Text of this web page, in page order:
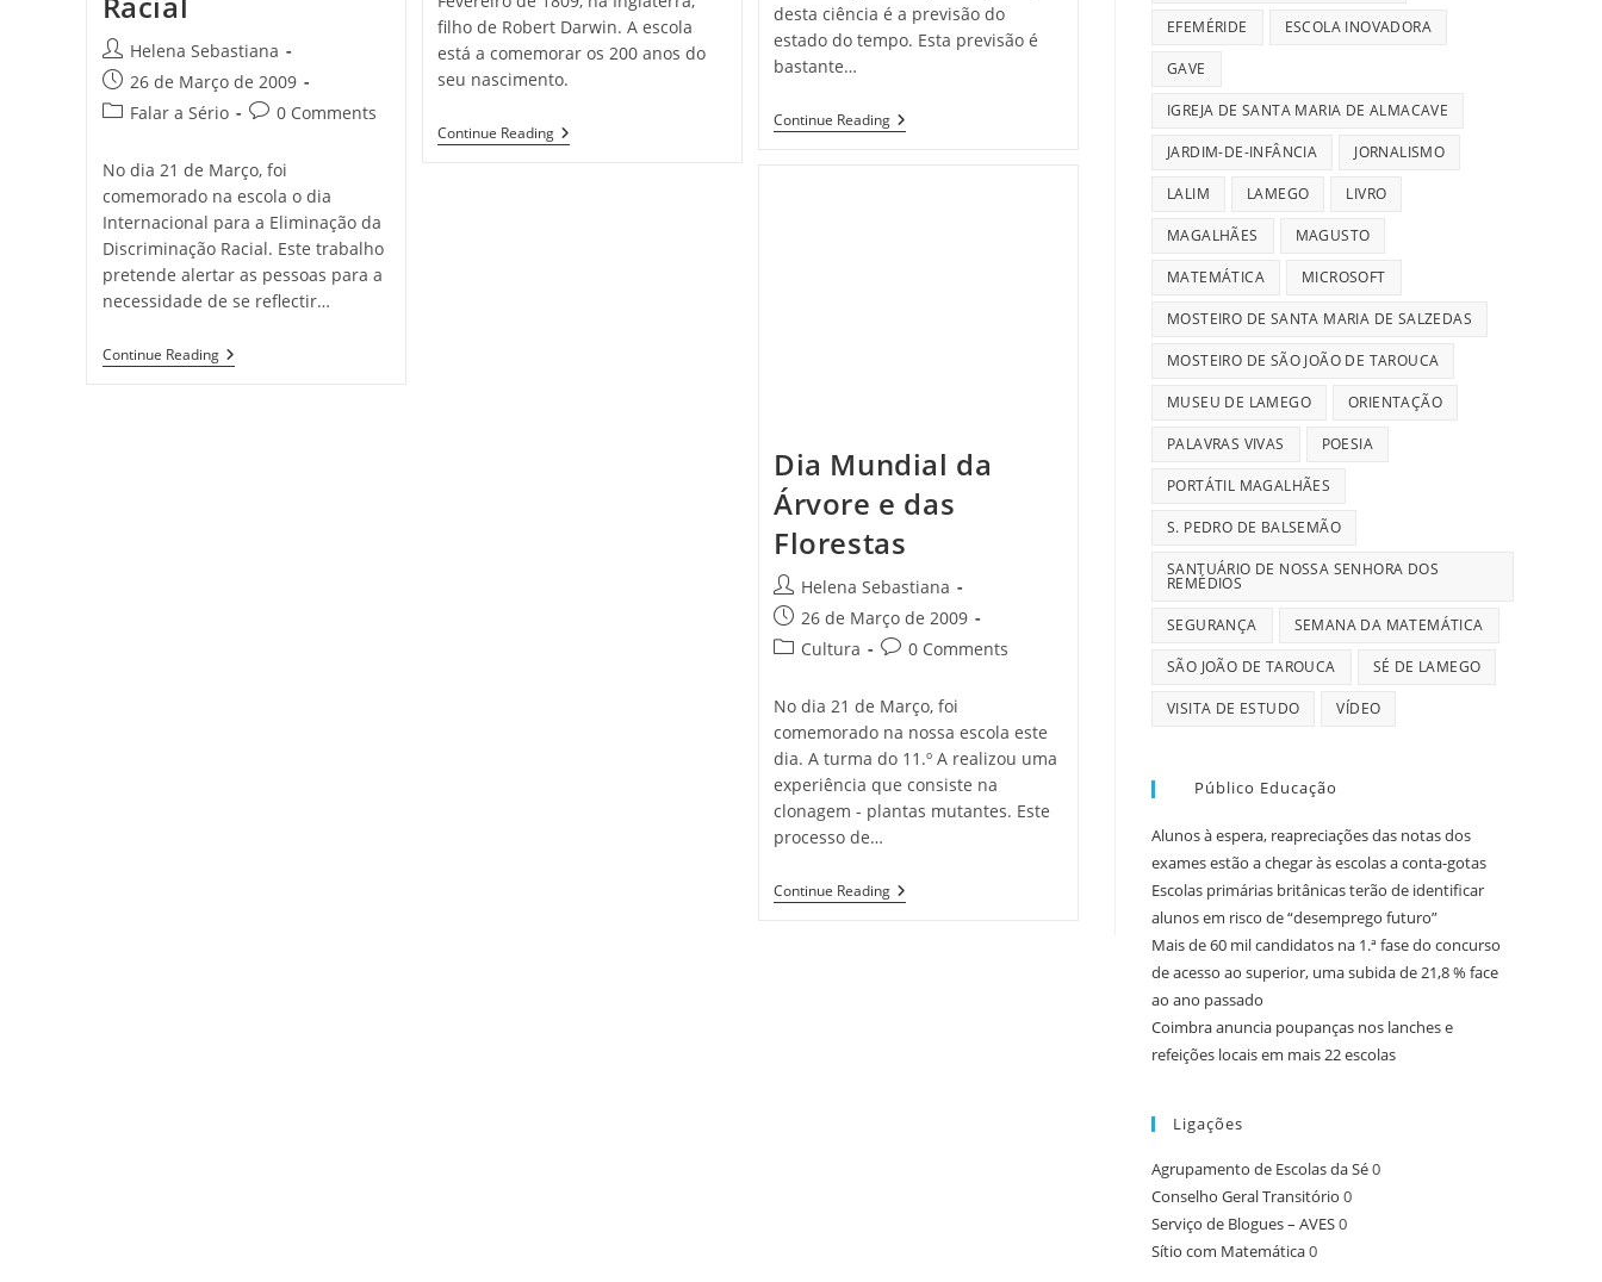
Post
author:
Helena Sebastiana
Post
published:
26 de Março de 2009
PostFalar a Sério
Post0 Comments
No dia 21 de Março, foi
comemorado na escola o dia
Internacional para a Eliminação da
Discriminação Racial. Este trabalho
pretende alertar as pessoas para a
necessidade de se reflectir…
Continue ReadingDia
Internacional
filho de Robert Darwin. A escola
está a comemorar os 200 anos do
seu nascimento.
Continue ReadingOs
200
desta ciência é a previsão do
estado do tempo. Esta previsão é
bastante…
Continue ReadingDia
Da
Dia Mundial da
Árvore e das
Florestas
Post
author:
Helena Sebastiana
Post
published:
26 de Março de 2009
PostCultura
Post0 Comments
No dia 21 de Março, foi
comemorado na nossa escola este
dia. A turma do 11.º A realizou uma
experiência que consiste na
clonagem - plantas mutantes. Este
processo de…
Continue ReadingDia
Mundial
EFEMÉRIDE ESCOLA INOVADORA
GAVE
IGREJA DE SANTA MARIA DE ALMACAVE
JARDIM-DE-INFÂNCIA JORNALISMO
LALIM LAMEGO LIVRO
MAGALHÃES MAGUSTO
MATEMÁTICA MICROSOFT
MOSTEIRO DE SANTA MARIA DE SALZEDAS
MOSTEIRO DE SÃO JOÃO DE TAROUCA
MUSEU DE LAMEGO ORIENTAÇÃO
PALAVRAS VIVAS POESIA
PORTÁTIL MAGALHÃES
S. PEDRO DE BALSEMÃO
SANTUÁRIO DE NOSSA SENHORA DOS
REMÉDIOS
SEGURANÇA SEMANA DA MATEMÁTICA
SÃO JOÃO DE TAROUCA SÉ DE LAMEGO
VISITA DE ESTUDO VÍDEO
Público Educação
Alunos à espera, reapreciações das notas dos
exames estão a chegar às escolas a conta-gotas
Escolas primárias britânicas terão de identificar
alunos em risco de “desemprego futuro”
Mais de 60 mil candidatos na 1.ª fase do concurso
de acesso ao superior, uma subida de 21,8 % face
ao ano passado
Coimbra anuncia poupanças nos lanches e
refeições locais em mais 22 escolas
Ligações
Agrupamento de Escolas da Sé0
Conselho Geral Transitório 0
Serviço de Blogues – AVES0
Sítio com Matemática0